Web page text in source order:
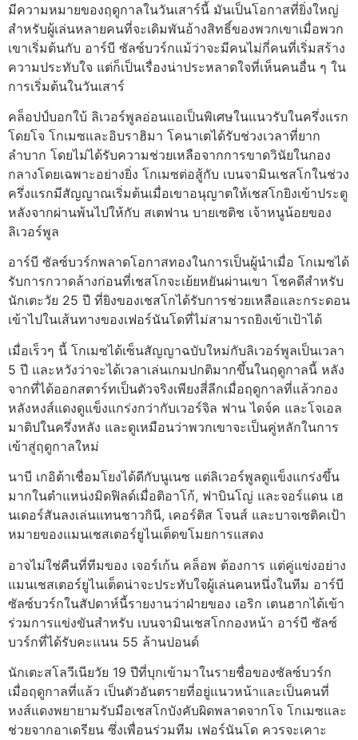
มีความหมายของฤดูกาลในวันเสาร์นี้ มันเป็นโอกาสที่ยิ่งใหญ่
สำหรับผู้เล่นหลายคนที่จะเดิมพันอ้างสิทธิ์ของพวกเขาเมื่อพวก
เขาเริ่มต้นกับ อาร์บี ซัลซ์บวร์กแม้ว่าจะมีคนไม่กี่คนที่เริ่มสร้าง
ความประทับใจ แต่ก็เป็นเรื่องน่าประหลาดใจที่เห็นคนอื่น ๆ ใน
การเริ่มต้นในวันเสาร์
คล็อปป์บอกใบ้ ลิเวอร์พูลอ่อนแอเป็นพิเศษในแนวรับในครึ่งแรก
โดยโจ โกเมซและอิบราฮิมา โคนาเตได้รับช่วงเวลาที่ยาก
ลำบาก โดยไม่ได้รับความช่วยเหลือจากการขาดวินัยในกอง
กลางโดยเฉพาะอย่างยิ่ง โกเมซต่อสู้กับ เบนจามินเชสโกในช่วง
ครึ่งแรกมีสัญญาณเริ่มต้นเมื่อเขาอนุญาตให้เชสโกยิงเข้าประตู
หลังจากผ่านพ้นไปให้กับ สเตฟาน บายเซติช เจ้าหนูน้อยของ
ลิเวอร์พูล
อาร์บี ซัลซ์บวร์กพลาดโอกาสทองในการเป็นผู้นำเมื่อ โกเมซได้
รับการกวาดล้างก่อนที่เชสโกจะเย้ยหยันผ่านเขา โชคดีสำหรับ
นักเตะวัย 25 ปี ที่ยิงของเชสโกได้รับการช่วยเหลือและกระดอน
เข้าไปในเส้นทางของเฟอร์นันโดที่ไม่สามารถยิงเข้าเป้าได้
เมื่อเร็วๆ นี้ โกเมซได้เซ็นสัญญาฉบับใหม่กับลิเวอร์พูลเป็นเวลา
5 ปี และหวังว่าจะได้เวลาเล่นเกมปกติมากขึ้นในฤดูกาลนี้ หลัง
จากที่ได้ออกสตาร์ทเป็นตัวจริงเพียงสี่ลีกเมื่อฤดูกาลที่แล้วกอง
หลังหงส์แดงดูแข็งแกร่งกว่ากับเวอร์จิล ฟาน ไดจ์ค และโจเอล
มาติปในครึ่งหลัง และดูเหมือนว่าพวกเขาจะเป็นคู่หลักในการ
เข้าสู่ฤดูกาลใหม่
นาบี เกอิต้าเชื่อมโยงได้ดีกับนูเนซ แต่ลิเวอร์พูลดูแข็งแกร่งขึ้น
มากในตำแหน่งมิดฟิลด์เมื่อติอาโก้, ฟาบินโญ่ และจอร์แดน เฮ
นเดอร์สันลงเล่นแทนชาวกินี, เคอร์ติส โจนส์ และบาจเซติคเป้า
หมายของแมนเชสเตอร์ยูไนเต็ดขโมยการแสดง
อาจไม่ใช่คืนที่ทีมของ เจอร์เก้น คล็อพ ต้องการ แต่คู่แข่งอย่าง
แมนเชสเตอร์ยูไนเต็ดน่าจะประทับใจผู้เล่นคนหนึ่งในทีม อาร์บี
ซัลซ์บวร์กในสัปดาห์นี้รายงานว่าฝ่ายของ เอริก เตนฮากได้เข้า
ร่วมการแข่งขันสำหรับ เบนจามินเชสโกกองหน้า อาร์บี ซัลซ์
บวร์กที่ได้รับคะแนน 55 ล้านปอนด์
นักเตะสโลวีเนียวัย 19 ปีที่บุกเข้ามาในรายชื่อของซัลซ์บวร์ก
เมื่อฤดูกาลที่แล้ว เป็นตัวอันตรายที่อยู่แนวหน้าและเป็นคนที่
หงส์แดงพยายามรับมือเชสโกบังคับผิดพลาดจากโจ โกเมซและ
ช่วยจากอาเดรียน ซึ่งเพื่อนร่วมทีม เฟอร์นันโด ควรจะเคาะ